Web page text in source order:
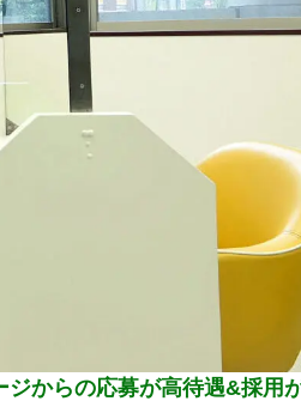
ジからの応募が高待遇&採用